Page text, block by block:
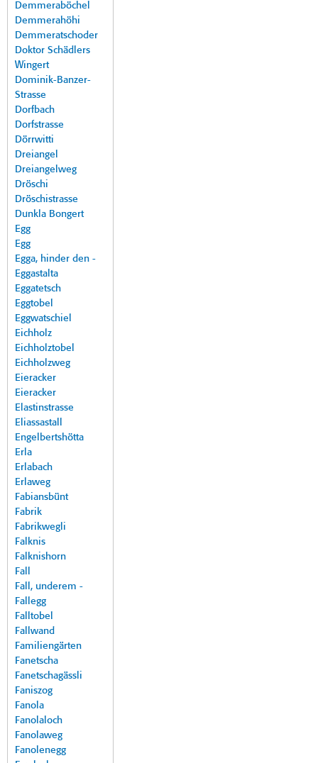
Demmeraböchel
Demmerahöhi
Demmeratschoder
Doktor Schädlers
Wingert
Dominik-Banzer-
Strasse
Dorfbach
Dorfstrasse
Dörrwitti
Dreiangel
Dreiangelweg
Dröschi
Dröschistrasse
Dunkla Bongert
Egg
Egg
Egga, hinder den -
Eggastalta
Eggatetsch
Eggtobel
Eggwatschiel
Eichholz
Eichholztobel
Eichholzweg
Eieracker
Eieracker
Elastinstrasse
Eliassastall
Engelbertshötta
Erla
Erlabach
Erlaweg
Fabiansbünt
Fabrik
Fabrikwegli
Falknis
Falknishorn
Fall
Fall, underem -
Fallegg
Falltobel
Fallwand
Familiengärten
Fanetscha
Fanetschagässli
Faniszog
Fanola
Fanolaloch
Fanolaweg
Fanolenegg